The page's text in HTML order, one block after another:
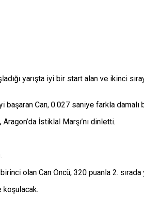
yarışta iyi bir start alan ve ikinci
Can, 0.027 saniye farkla damalı
İstiklal Marşı’nı dinletti.
olan Can Öncü, 320 puanla 2. sırada
koşulacak.